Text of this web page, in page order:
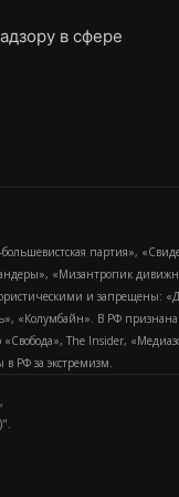
в сфере
партия»,
«Мизантропик
и запрещены:
«Колумбайн». В РФ
The Insider,
РФ за экстремизм.